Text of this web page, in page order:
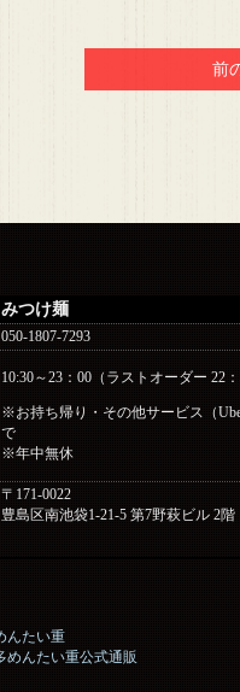
前
つけ麺
050-1807-7293
10:30～23：00（ラストオーダー 22：
※お持ち帰り・その他サービス（
で
※年中無休
〒171-0022
豊島区南池袋1-21-5 第7野萩ビル 2階
んたい重
めんたい重公式通販